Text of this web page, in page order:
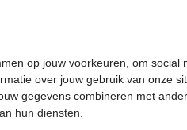
op jouw voorkeuren, om social
over jouw gebruik van onze
gegevens combineren met
hun diensten.